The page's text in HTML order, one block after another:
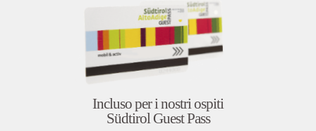
Incluso per i nostri ospiti
Südtirol Guest Pass